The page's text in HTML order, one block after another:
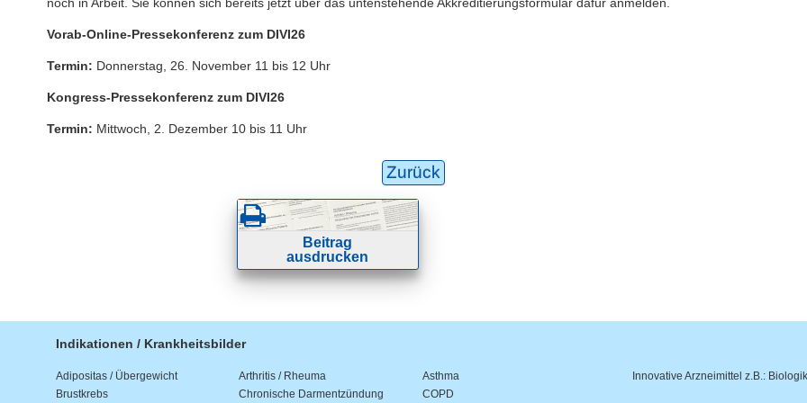
Vorab-Online-Pressekonferenz zum DIVI26
Termin: Donnerstag, 26. November 11 bis 12 Uhr
Kongress-Pressekonferenz zum DIVI26
Termin: Mittwoch, 2. Dezember 10 bis 11 Uhr
Zurück
Beitrag
ausdrucken
Indikationen / Krankheitsbilder
Adipositas / Übergewicht Arthritis / Rheuma
Asthma
Brustkrebs
Chronische Darmentzündung COPD
Innovative Arzneimittel z.B.: